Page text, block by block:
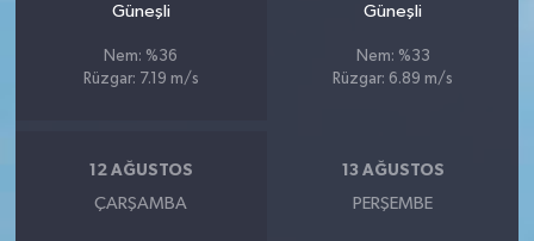
Güneşli
Nem: %36
Rüzgar: 7.19 m/s
Güneşli
Nem: %33
Rüzgar: 6.89 m/s
12 AĞUSTOS
ÇARŞAMBA
13 AĞUSTOS
PERŞEMBE